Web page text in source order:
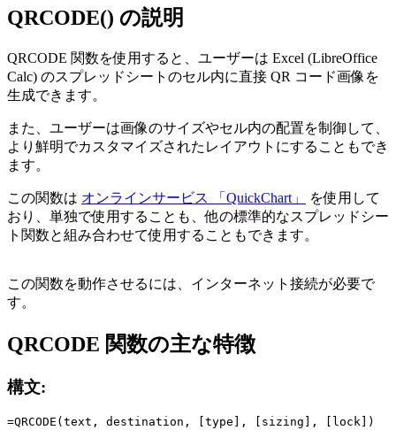
QRCODE() の説明
QRCODE 関数を使用すると、ユーザーは Excel (LibreOffice
Calc) のスプレッドシートのセル内に直接 QR コード画像を
生成できます。
また、ユーザーは画像のサイズやセル内の配置を制御して、
より鮮明でカスタマイズされたレイアウトにすることもでき
ます。
この関数は オンラインサービス 「QuickChart」
を使用して
おり、単独で使用することも、他の標準的なスプレッドシー
ト関数と組み合わせて使用することもできます。
この関数を動作させるには、インターネット接続が必要で
す。
QRCODE 関数の主な特徴
構文: